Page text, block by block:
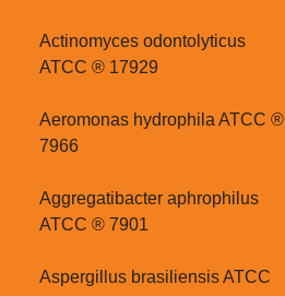
Actinomyces odontolyticus
ATCC ® 17929
Aeromonas hydrophila ATCC ®
7966
Aggregatibacter aphrophilus
ATCC ® 7901
Aspergillus brasiliensis ATCC